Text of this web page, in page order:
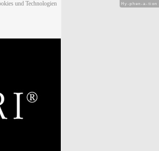
und Technologien
Hy-phen-a-tion